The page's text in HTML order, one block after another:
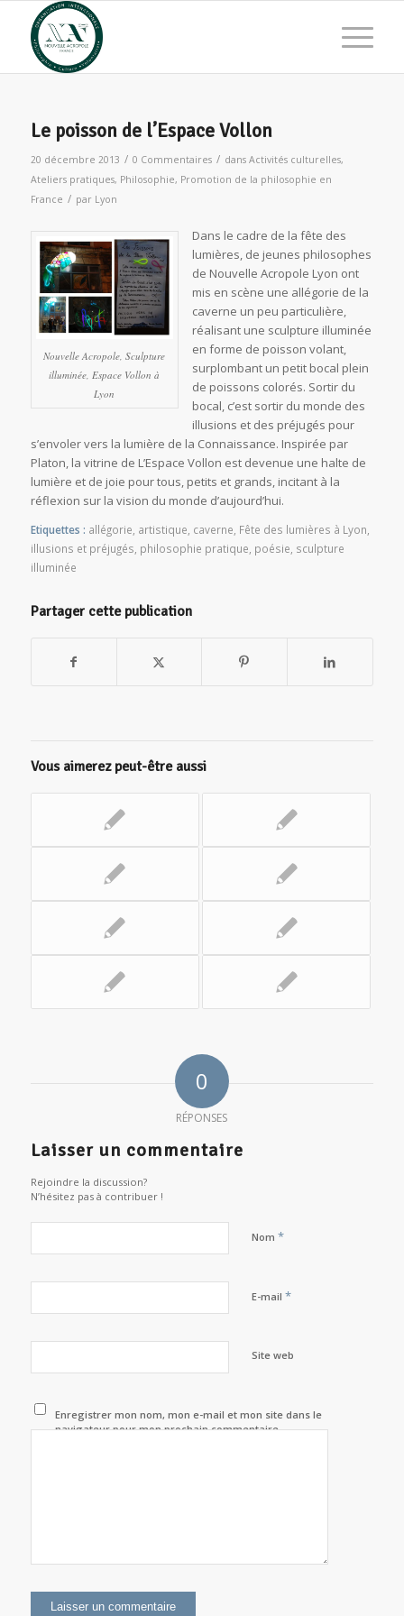
Le poisson de l’Espace Vollon
20 décembre 2013 / 0 Commentaires / dans Activités culturelles,
Ateliers pratiques, Philosophie, Promotion de la philosophie en
France / par Lyon
Nouvelle Acropole, Sculpture
illuminée, Espace Vollon à
Lyon
Dans le cadre de la fête des
lumières, de jeunes philosophes
de Nouvelle Acropole Lyon ont
mis en scène une allégorie de la
caverne un peu particulière,
réalisant une sculpture illuminée
en forme de poisson volant,
surplombant un petit bocal plein
de poissons colorés. Sortir du
bocal, c’est sortir du monde des
illusions et des préjugés pour
s’envoler vers la lumière de la Connaissance. Inspirée par
Platon, la vitrine de L’Espace Vollon est devenue une halte de
lumière et de joie pour tous, petits et grands, incitant à la
réflexion sur la vision du monde d’aujourd’hui.
Etiquettes : allégorie artistique caverne Fête des lumières à Lyon
illusions et préjugés philosophie pratique poésie sculpture
illuminée
Partager cette publication
Vous aimerez peut-être aussi
0
RÉPONSES
Laisser un commentaire
Rejoindre la discussion?
N’hésitez pas à contribuer !
Nom *
E-mail *
Site web
Enregistrer mon nom, mon e-mail et mon site dans le
navigateur pour mon prochain commentaire.